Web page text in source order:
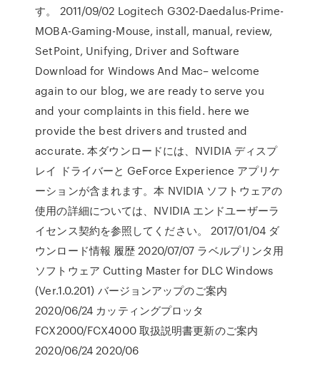
す。 2011/09/02 Logitech G302-Daedalus-Prime-
MOBA-Gaming-Mouse, install, manual, review,
SetPoint, Unifying, Driver and Software
Download for Windows And Mac– welcome
again to our blog, we are ready to serve you
and your complaints in this field. here we
provide the best drivers and trusted and
accurate. 本ダウンロードには、NVIDIA ディスプ
レイ ドライバーと GeForce Experience アプリケ
ーションが含まれます。本 NVIDIA ソフトウェアの
使用の詳細については、NVIDIA エンドユーザーラ
イセンス契約を参照してください。 2017/01/04 ダ
ウンロード情報 履歴 2020/07/07 ラベルプリンタ用
ソフトウェア Cutting Master for DLC Windows
(Ver.1.0.201) バージョンアップのご案内
2020/06/24 カッティングプロッタ
FCX2000/FCX4000 取扱説明書更新のご案内
2020/06/24 2020/06